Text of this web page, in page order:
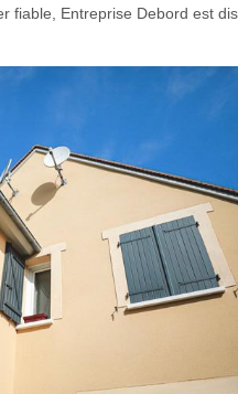
fiable, Entreprise Debord est